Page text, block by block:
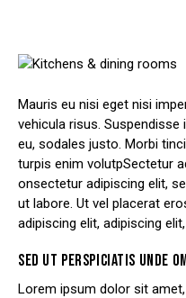
Mauris eu nisi eget nisi
vehicula risus.
eu, sodales justo. Morbi
turpis enim volutpSectetur
onsectetur adipiscing elit,
ut labore. Ut vel placerat
adipiscing elit, adipiscing
SED UT PERSPICIATIS UNDE
Lorem ipsum dolor sit